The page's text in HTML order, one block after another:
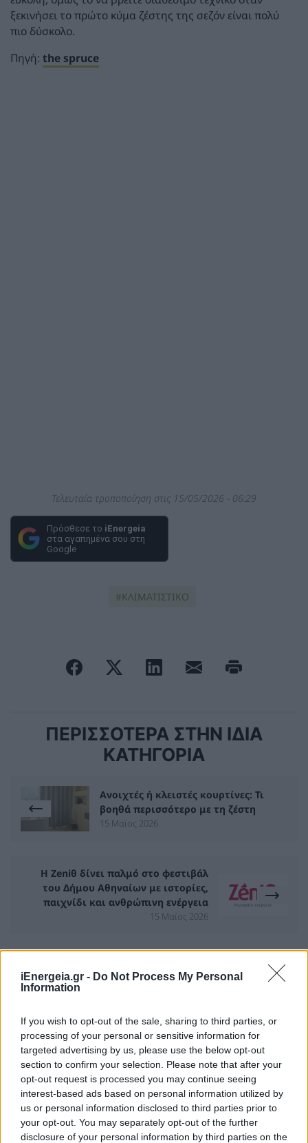
iEnergeia.gr - Do Not Process My Personal
Information
If you wish to opt-out of the sale, sharing to third parties, or
processing of your personal or sensitive information for
targeted advertising by us, please use the below opt-out
section to confirm your selection. Please note that after your
opt-out request is processed you may continue seeing
interest-based ads based on personal information utilized by
us or personal information disclosed to third parties prior to
your opt-out. You may separately opt-out of the further
disclosure of your personal information by third parties on the
ξεκινήσει το πρώτο κύμα ζέστης της σεζόν είναι πολύ
πιο δύσκολο.
Πηγή: the spruce
Τελευταία τροποποίηση στις 15/05/2026 - 06:29
Πρόσθεσε το iEnergeia
στα αγαπημένα σου στη
Google
ΚΛΙΜΑΤΙΣΤΙΚΟ
ΠΕΡΙΣΣΟΤΕΡΑ ΣΤΗΝ ΙΔΙΑ
ΚΑΤΗΓΟΡΙΑ
Ανοιχτές ή κλειστές κουρτίνες: Τι
βοηθά περισσότερο με τη ζέστη
15 Μαϊος 2026
Η Zeniθ δίνει παλμό στο φεστιβάλ
του Δήμου Αθηναίων με ιστορίες,
παιχνίδι και ανθρώπινη ενέργεια
15 Μαϊος 2026
ΣΧΕΤΙΚΑ ΑΡΘΡΑ